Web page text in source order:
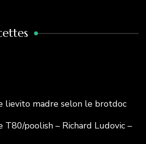
lievito madre selon le brotdoc
T80/poolish – Richard Ludovic –